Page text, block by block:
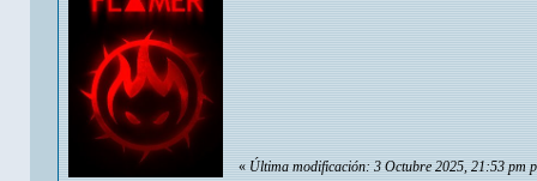
« Última modificación: 3 Octubre 2025, 21:53 pm